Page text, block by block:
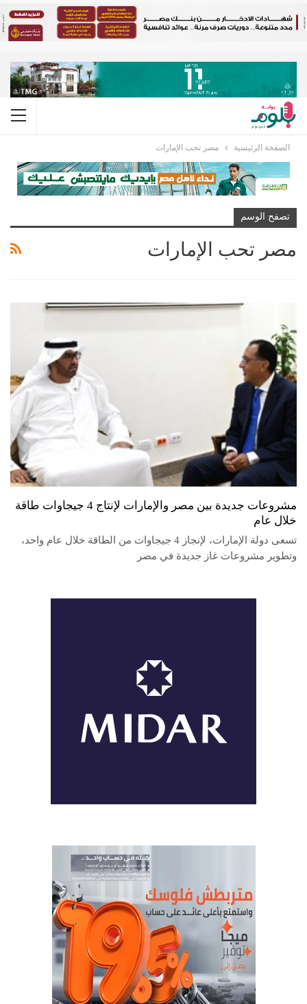
الصفحة الرئيسية مصر تحب الإمارات
تصفح الوسم
مصر تحب الإمارات
مشروعات جديدة بين مصر والإمارات لإنتاج 4 جيجاوات طاقة
خلال عام
تسعى دولة الإمارات، لإنجاز 4 جيجاوات من الطاقة خلال عام واحد،
وتطوير مشروعات غاز جديدة في مصر